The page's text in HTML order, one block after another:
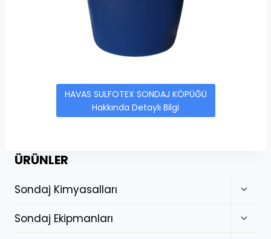
HAVAS SULFOTEX SONDAJ KÖPÜĞÜ
Hakkında Detaylı Bilgi
ÜRÜNLER
Sondaj Kimyasalları
Sondaj Ekipmanları